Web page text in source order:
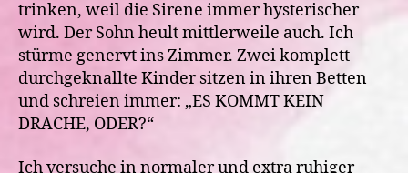
trinken, weil die Sirene immer hysterischer
wird. Der Sohn heult mittlerweile auch. Ich
stürme genervt ins Zimmer. Zwei komplett
durchgeknallte Kinder sitzen in ihren Betten
und schreien immer: „ES KOMMT KEIN
DRACHE, ODER?“
Ich versuche in normaler und extra ruhiger